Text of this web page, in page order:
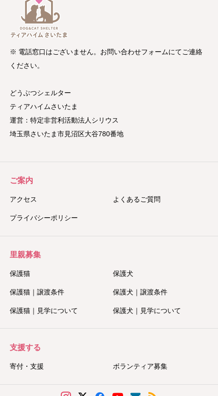
※ 電話窓口はございません。お問い合わせフォームにてご連絡
ください。
どうぶつシェルター
ティアハイムさいたま
運営：特定非営利活動法人シリウス
埼玉県さいたま市見沼区大谷780番地
ご案内
アクセス よくあるご質問
プライバシーポリシー
里親募集
保護猫 保護犬
保護猫｜譲渡条件 保護犬｜譲渡条件
保護猫｜見学について 保護犬｜見学について
支援する
寄付・支援 ボランティア募集